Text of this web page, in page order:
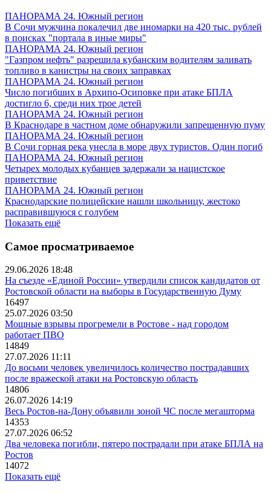
ПАНОРАМА 24. Южный регион
В Сочи мужчина покалечил две иномарки на 420 тыс. рублей
в поисках "портала в иные миры"
ПАНОРАМА 24. Южный регион
"Газпром нефть" разрешила кубанским водителям заливать
топливо в канистры на своих заправках
ПАНОРАМА 24. Южный регион
Число погибших в Архипо-Осиповке при атаке БПЛА
достигло 6, среди них трое детей
ПАНОРАМА 24. Южный регион
В Краснодаре в частном доме обнаружили запрещенную пуму
ПАНОРАМА 24. Южный регион
В Сочи горная река унесла в море двух туристов. Один погиб
ПАНОРАМА 24. Южный регион
Четырех молодых кубанцев задержали за нацистское
приветствие
ПАНОРАМА 24. Южный регион
Краснодарские полицейские нашли школьницу, жестоко
расправившуюся с голубем
Показать ещё
Самое просматриваемое
29.06.2026 18:48
На съезде «Единой России» утвердили список кандидатов от
Ростовской области на выборы в Государственную Думу
16497
25.07.2026 03:50
Мощные взрывы прогремели в Ростове - над городом
работает ПВО
14849
27.07.2026 11:11
До восьми человек увеличилось количество пострадавших
после вражеской атаки на Ростовскую область
14806
26.07.2026 14:19
Весь Ростов-на-Дону объявили зоной ЧС после мегашторма
14353
27.07.2026 06:52
Два человека погибли, пятеро пострадали при атаке БПЛА на
Ростов
14072
Показать ещё